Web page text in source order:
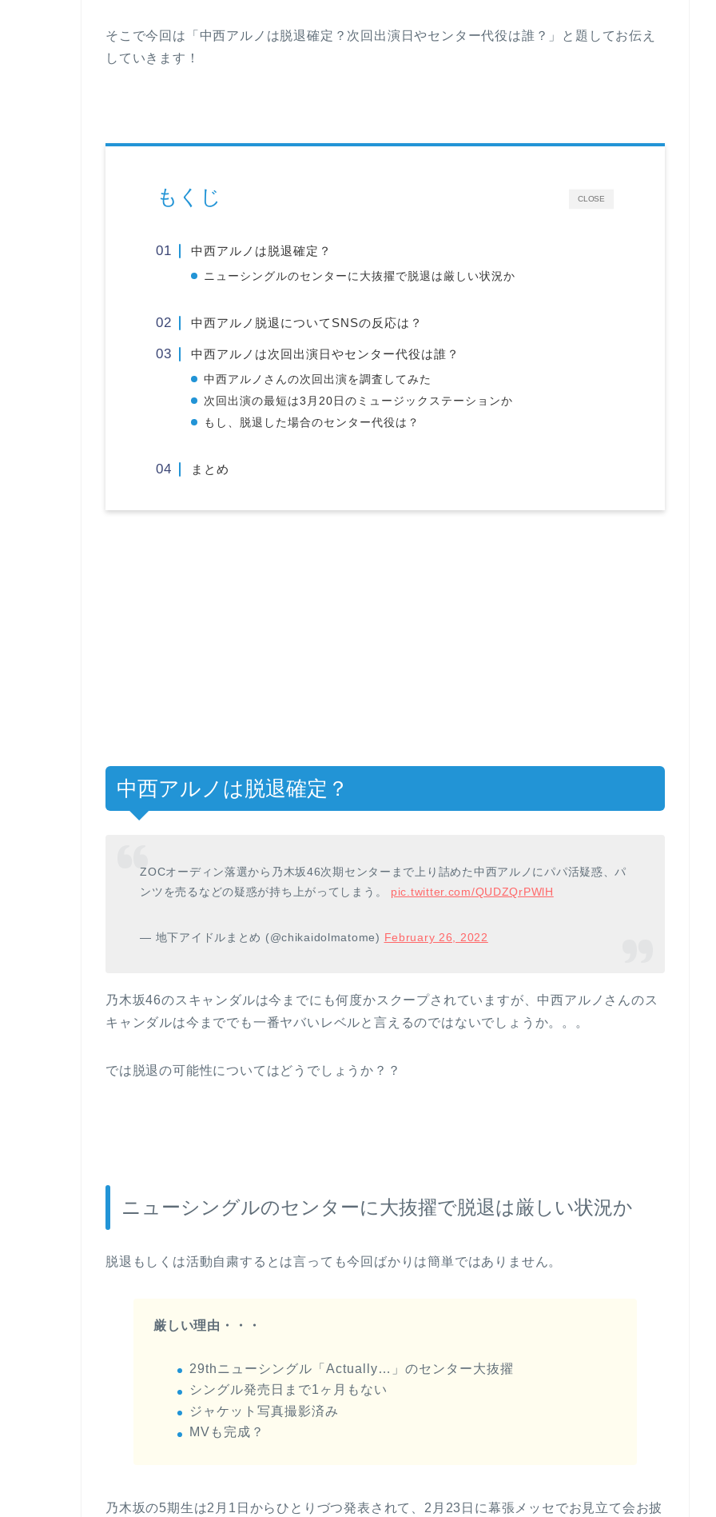
そこで今回は「中西アルノは脱退確定？次回出演日やセンター代役は誰？」と題してお伝え
していきます！
CLOSE
もくじ
中西アルノは脱退確定？
ニューシングルのセンターに大抜擢で脱退は厳しい状況か
中西アルノ脱退についてSNSの反応は？
中西アルノは次回出演日やセンター代役は誰？
中西アルノさんの次回出演を調査してみた
次回出演の最短は3月20日のミュージックステーションか
もし、脱退した場合のセンター代役は？
まとめ
中西アルノは脱退確定？
ZOCオーディン落選から乃木坂46次期センターまで上り詰めた中西アルノにパパ活疑惑、パ
ンツを売るなどの疑惑が持ち上がってしまう。 pic.twitter.com/QUDZQrPWlH
— 地下アイドルまとめ (@chikaidolmatome) February 26, 2022
乃木坂46のスキャンダルは今までにも何度かスクープされていますが、中西アルノさんのス
キャンダルは今まででも一番ヤバいレベルと言えるのではないでしょうか。。。
では脱退の可能性についてはどうでしょうか？？
ニューシングルのセンターに大抜擢で脱退は厳しい状況か
脱退もしくは活動自粛するとは言っても今回ばかりは簡単ではありません。
厳しい理由・・・
29thニューシングル「Actually…」のセンター大抜擢
シングル発売日まで1ヶ月もない
ジャケット写真撮影済み
MVも完成？
乃木坂の5期生は2月1日からひとりづつ発表されて、2月23日に幕張メッセでお見立て会お披